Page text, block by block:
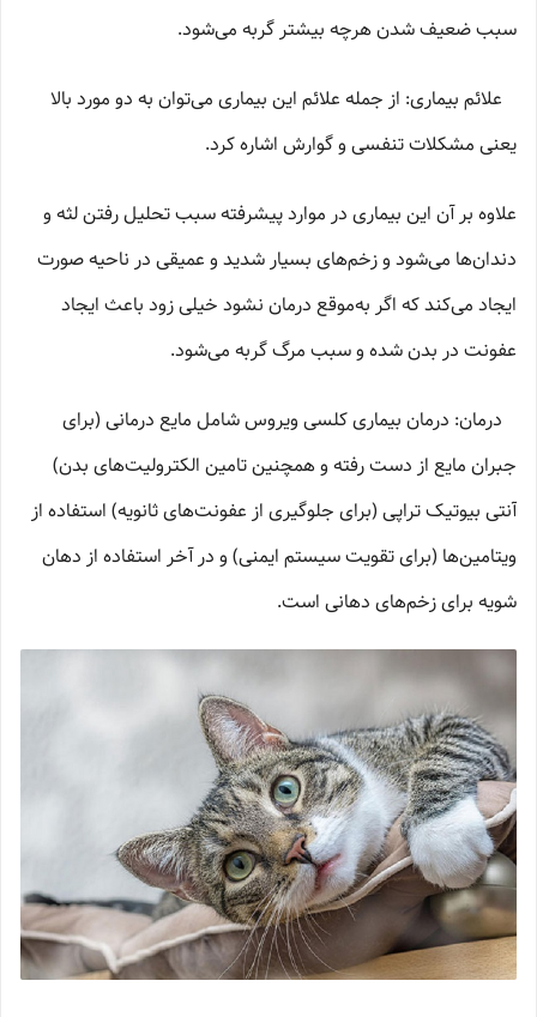
سبب ضعیف شدن هرچه بیشتر گربه می‌شود.
علائم بیماری: از جمله علائم این بیماری می‌توان به دو مورد بالا
یعنی مشکلات تنفسی و گوارش اشاره کرد.
علاوه بر آن این بیماری در موارد پیشرفته سبب تحلیل رفتن لثه و
دندان‌ها می‌شود و زخم‌های بسیار شدید و عمیقی در ناحیه صورت
ایجاد می‌کند که اگر به‌موقع درمان نشود خیلی زود باعث ایجاد
عفونت در بدن شده و سبب مرگ گربه می‌شود.
درمان: درمان بیماری کلسی ویروس شامل مایع درمانی (برای
جبران مایع از دست رفته و همچنین تامین الکترولیت‌های بدن)
آنتی بیوتیک تراپی (برای جلوگیری از عفونت‌های ثانویه) استفاده از
ویتامین‌ها (برای تقویت سیستم ایمنی) و در آخر استفاده از دهان
شویه برای زخم‌های دهانی است.